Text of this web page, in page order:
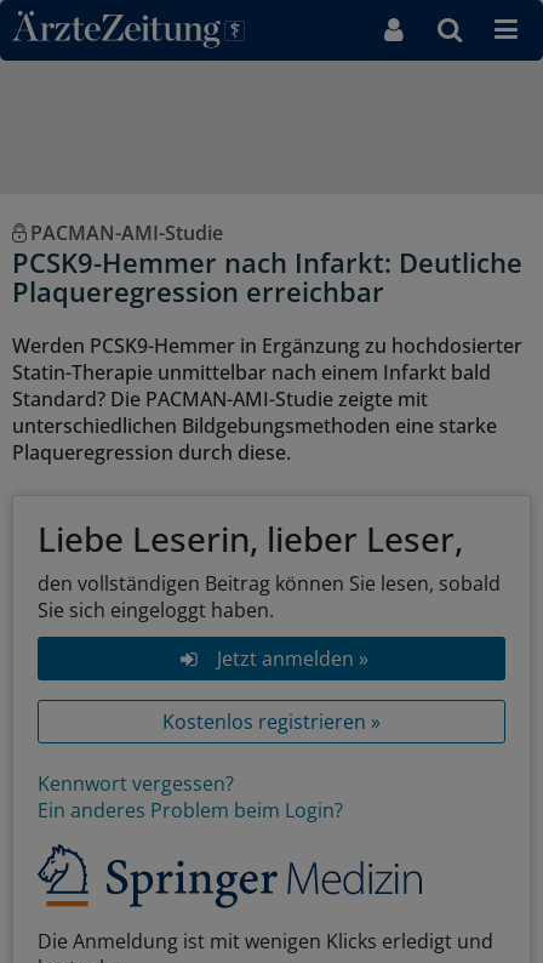
Direkt zum Inhaltsbereich
PACMAN-AMI-Studie
PCSK9-Hemmer nach Infarkt: Deutliche
Plaqueregression erreichbar
Werden PCSK9-Hemmer in Ergänzung zu hochdosierter
Statin-Therapie unmittelbar nach einem Infarkt bald
Standard? Die PACMAN-AMI-Studie zeigte mit
unterschiedlichen Bildgebungsmethoden eine starke
Plaqueregression durch diese.
Liebe Leserin, lieber Leser,
den vollständigen Beitrag können Sie lesen, sobald
Sie sich eingeloggt haben.
Jetzt anmelden »
Kostenlos registrieren »
Kennwort vergessen?
Ein anderes Problem beim Login?
Die Anmeldung ist mit wenigen Klicks erledigt und